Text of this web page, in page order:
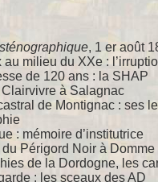
, 1 er août
au milieu du XXe :
de 120 ans : la SHAP
Clairvivre à Salagnac
de Montignac : ses
: mémoire d’institutrice
du Périgord Noir à Domme
de la Dordogne, les
: les sceaux des AD